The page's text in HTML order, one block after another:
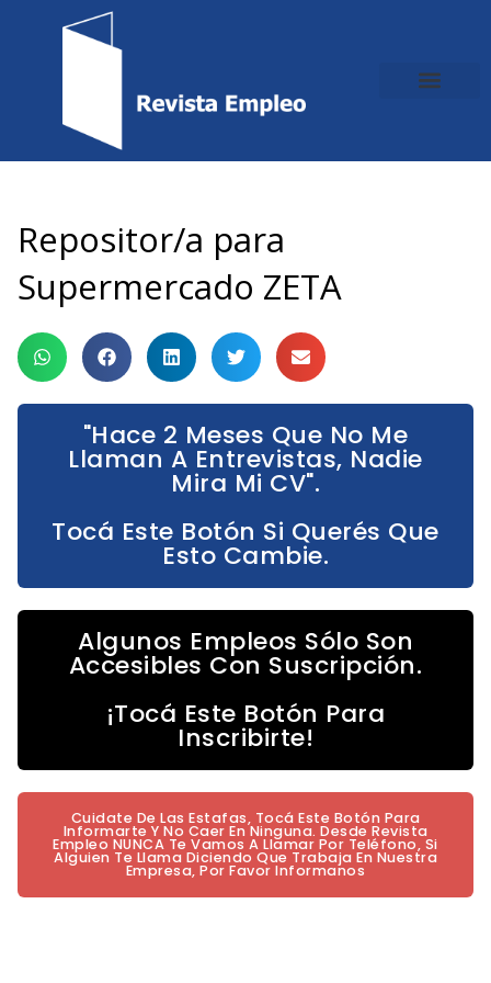
Repositor/a para
Supermercado ZETA
"Hace 2 Meses Que No Me
Llaman A Entrevistas, Nadie
Mira Mi CV".
Tocá Este Botón Si Querés Que
Esto Cambie.
Algunos Empleos Sólo Son
Accesibles Con Suscripción.
¡Tocá Este Botón Para
Inscribirte!
Cuidate De Las Estafas, Tocá Este Botón Para
Informarte Y No Caer En Ninguna. Desde Revista
Empleo NUNCA Te Vamos A Llamar Por Teléfono, Si
Alguien Te Llama Diciendo Que Trabaja En Nuestra
Empresa, Por Favor Informanos